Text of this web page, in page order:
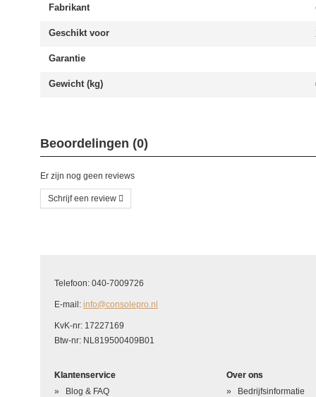
Fabrikant
Geschikt voor
Garantie
Gewicht (kg)
Beoordelingen (0)
Er zijn nog geen reviews
Schrijf een review
Hoe waardeert u dit product?
Uw beoordeling in één zin
Telefoon: 040-7009726
E-mail: info@consolepro.nl
KvK-nr: 17227169
Btw-nr: NL819500409B01
Klantenservice
Blog & FAQ
Over ons
Bedrijfsinformatie